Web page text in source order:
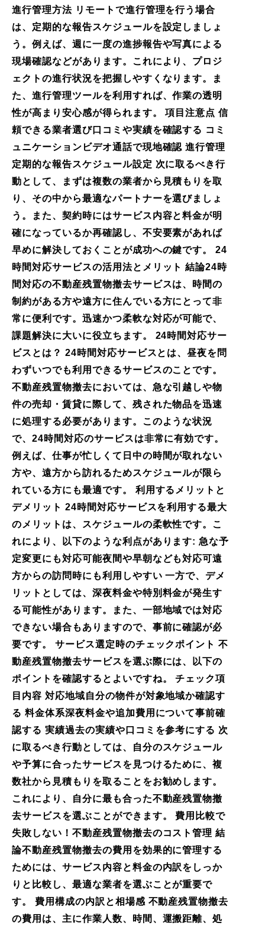
進行管理方法 リモートで進行管理を行う場合
は、定期的な報告スケジュールを設定しましょ
う。例えば、週に一度の進捗報告や写真による
現場確認などがあります。これにより、プロジ
ェクトの進行状況を把握しやすくなります。ま
た、進行管理ツールを利用すれば、作業の透明
性が高まり安心感が得られます。 項目注意点 信
頼できる業者選び口コミや実績を確認する コミ
ュニケーションビデオ通話で現地確認 進行管理
定期的な報告スケジュール設定 次に取るべき行
動として、まずは複数の業者から見積もりを取
り、その中から最適なパートナーを選びましょ
う。また、契約時にはサービス内容と料金が明
確になっているか再確認し、不安要素があれば
早めに解決しておくことが成功への鍵です。 24
時間対応サービスの活用法とメリット 結論24時
間対応の不動産残置物撤去サービスは、時間の
制約がある方や遠方に住んでいる方にとって非
常に便利です。迅速かつ柔軟な対応が可能で、
課題解決に大いに役立ちます。 24時間対応サー
ビスとは？ 24時間対応サービスとは、昼夜を問
わずいつでも利用できるサービスのことです。
不動産残置物撤去においては、急な引越しや物
件の売却・賃貸に際して、残された物品を迅速
に処理する必要があります。このような状況
で、24時間対応のサービスは非常に有効です。
例えば、仕事が忙しくて日中の時間が取れない
方や、遠方から訪れるためスケジュールが限ら
れている方にも最適です。 利用するメリットと
デメリット 24時間対応サービスを利用する最大
のメリットは、スケジュールの柔軟性です。こ
れにより、以下のような利点があります: 急な予
定変更にも対応可能夜間や早朝なども対応可遠
方からの訪問時にも利用しやすい 一方で、デメ
リットとしては、深夜料金や特別料金が発生す
る可能性があります。また、一部地域では対応
できない場合もありますので、事前に確認が必
要です。 サービス選定時のチェックポイント 不
動産残置物撤去サービスを選ぶ際には、以下の
ポイントを確認するとよいですね。 チェック項
目内容 対応地域自分の物件が対象地域か確認す
る 料金体系深夜料金や追加費用について事前確
認する 実績過去の実績や口コミを参考にする 次
に取るべき行動としては、自分のスケジュール
や予算に合ったサービスを見つけるために、複
数社から見積もりを取ることをお勧めします。
これにより、自分に最も合った不動産残置物撤
去サービスを選ぶことができます。 費用比較で
失敗しない！不動産残置物撤去のコスト管理 結
論不動産残置物撤去の費用を効果的に管理する
ためには、サービス内容と料金の内訳をしっか
りと比較し、最適な業者を選ぶことが重要で
す。 費用構成の内訳と相場感 不動産残置物撤去
の費用は、主に作業人数、時間、運搬距離、処